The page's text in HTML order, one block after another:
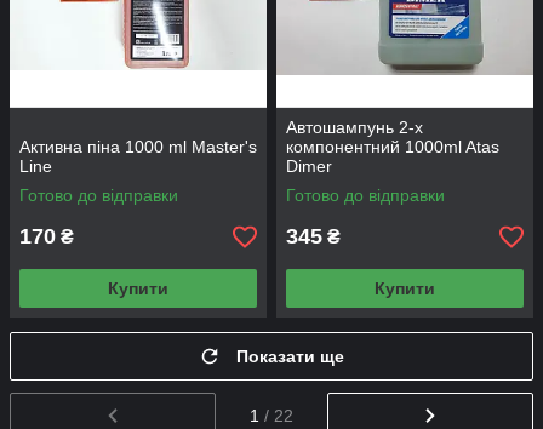
Активна піна 1000 ml Master's
Line
Готово до відправки
170 ₴
Купити
Автошампунь 2-х
компонентний 1000ml Atas
Dimer
Готово до відправки
345 ₴
Купити
Показати ще
1 / 22